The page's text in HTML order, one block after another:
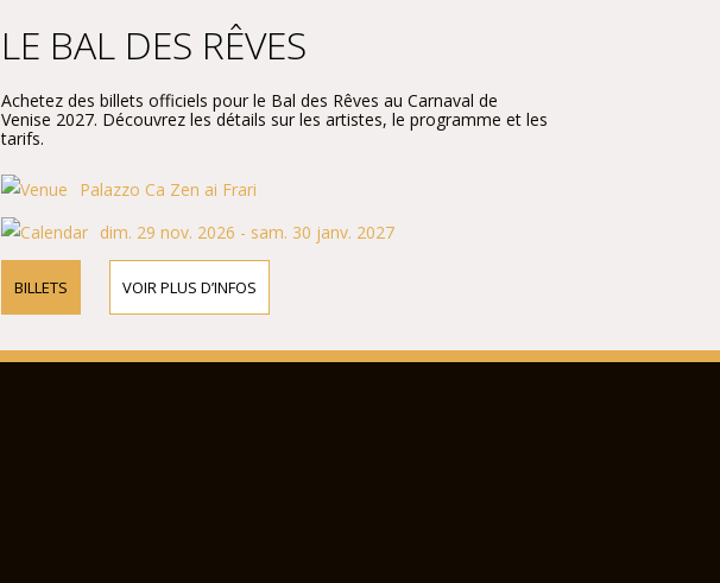
LE BAL DES RÊVES
Achetez des billets officiels pour le Bal des Rêves au Carnaval de
Venise 2027. Découvrez les détails sur les artistes, le programme et les
tarifs.
Palazzo Ca Zen ai Frari
dim. 29 nov. 2026 - sam. 30 janv. 2027
BILLETS VOIR PLUS D’INFOS